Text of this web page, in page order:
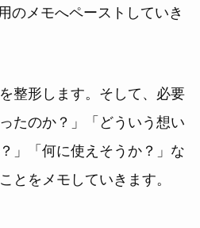
のメモへペーストしていき
整形します。そして、必要
たのか？」「どういう想い
」「何に使えそうか？」な
とをメモしていきます。